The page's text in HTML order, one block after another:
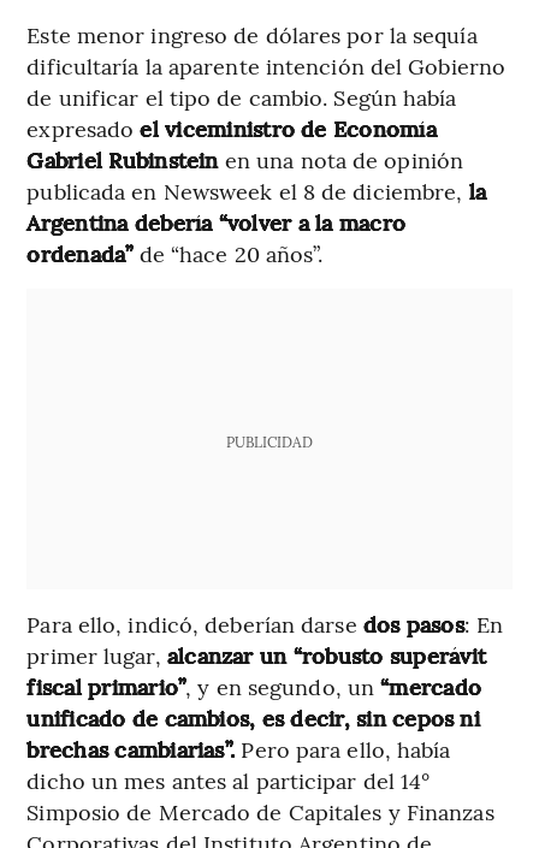
Este menor ingreso de dólares por la sequía
dificultaría la aparente intención del Gobierno
de unificar el tipo de cambio. Según había
expresadoel viceministro de Economía
Gabriel Rubinsteinen una nota de opinión
publicada en Newsweek el 8 de diciembre, la
Argentina debería “volver a la macro
ordenada”de “hace 20 años”.
PUBLICIDAD
Para ello, indicó, deberían darse dos pasos: En
primer lugar, alcanzar un “robusto superávit
fiscal primario”, y en segundo, un“mercado
unificado de cambios, es decir, sin cepos ni
brechas cambiarias”. Pero para ello, había
dicho un mes antes al participar del 14°
Simposio de Mercado de Capitales y Finanzas